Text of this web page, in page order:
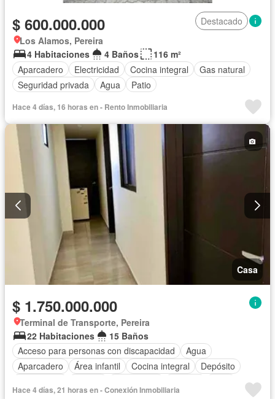
$ 600.000.000
Destacado
Los Alamos, Pereira
4 Habitaciones
4 Baños
116 m²
Aparcadero
Electricidad Cocina integral
Gas natural
Seguridad privada
Agua Patio
Hace 4 días, 16 horas en - Rento Inmobiliaria
Casa
$ 1.750.000.000
Terminal de Transporte, Pereira
22 Habitaciones
15 Baños
Acceso para personas con discapacidad
Agua
Aparcadero
Área infantil Cocina integral
Depósito
Hace 4 días, 21 horas en - Conexión Inmobiliaria